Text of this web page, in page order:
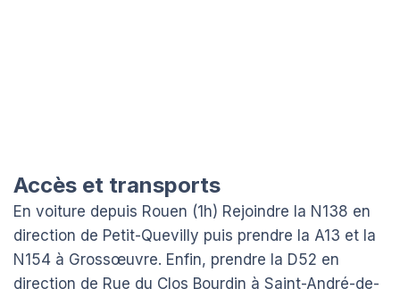
Accès et transports
En voiture depuis Rouen (1h) Rejoindre la N138 en
direction de Petit-Quevilly puis prendre la A13 et la
N154 à Grossœuvre. Enfin, prendre la D52 en
direction de Rue du Clos Bourdin à Saint-André-de-